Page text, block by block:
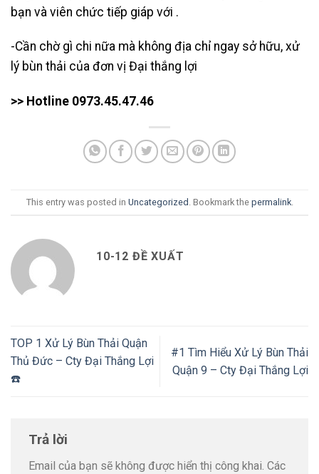
bạn và viên chức tiếp giáp với .
-Cần chờ gì chi nữa mà không địa chỉ ngay sở hữu, xử
lý bùn thải của đơn vị Đại thắng lợi
>> Hotline 0973.45.47.46
This entry was posted in Uncategorized . Bookmark the permalink.
10-12 ĐỀ XUẤT
TOP 1 Xử Lý Bùn Thải Quận
Thủ Đức – Cty Đại Thắng Lợi
☎️
#1 Tìm Hiểu Xử Lý Bùn Thải
Quận 9 – Cty Đại Thắng Lợi
Trả lời
Email của bạn sẽ không được hiển thị công khai. Các